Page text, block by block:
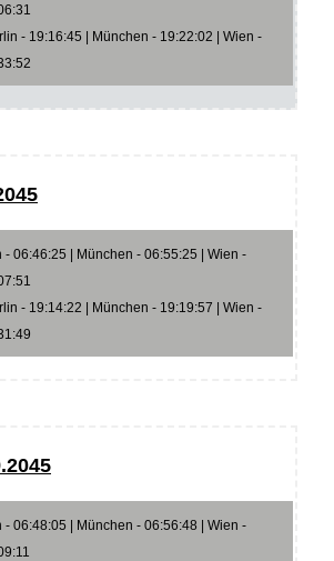
- 19:16:45 | München - 19:22:02 | Wien -
06:46:25 | München - 06:55:25 | Wien -
- 19:14:22 | München - 19:19:57 | Wien -
06:48:05 | München - 06:56:48 | Wien -